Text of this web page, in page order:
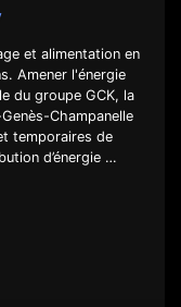
et alimentation en
Amener l'énergie
du groupe GCK, la
Champanelle
temporaires de
d’énergie …